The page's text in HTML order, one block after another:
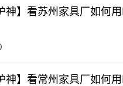
神】看苏州家具厂如何
神】看常州家具厂如何